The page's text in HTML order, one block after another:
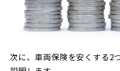
次に、車両保険を安くする2